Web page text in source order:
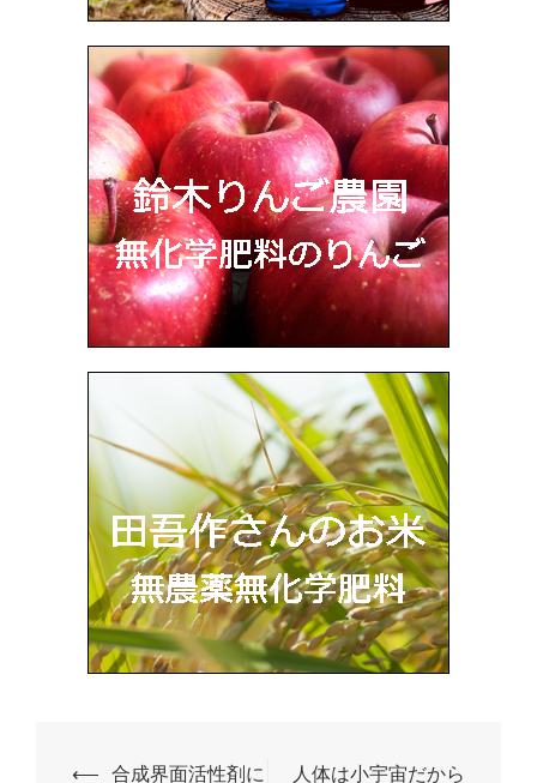
⟵ 合成界面活性剤に
人体は小宇宙だから